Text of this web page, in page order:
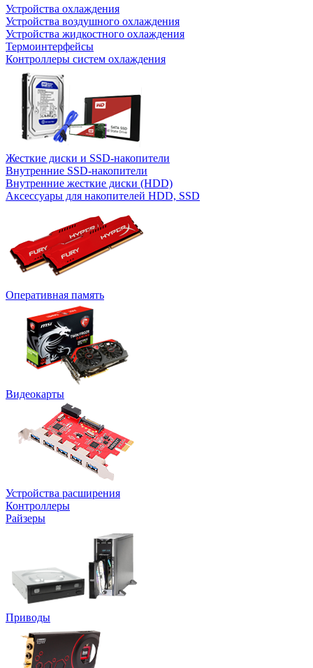
Устройства охлаждения
Устройства воздушного охлаждения
Устройства жидкостного охлаждения
Термоинтерфейсы
Контроллеры систем охлаждения
Жесткие диски и SSD-накопители
Внутренние SSD-накопители
Внутренние жесткие диски (HDD)
Аксессуары для накопителей HDD, SSD
Оперативная память
Видеокарты
Устройства расширения
Контроллеры
Райзеры
Приводы